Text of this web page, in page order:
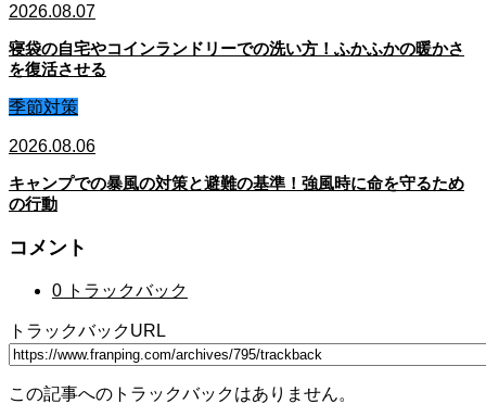
2026.08.07
寝袋の自宅やコインランドリーでの洗い方！ふかふかの暖かさ
を復活させる
季節対策
2026.08.06
キャンプでの暴風の対策と避難の基準！強風時に命を守るため
の行動
コメント
0 トラックバック
トラックバックURL
この記事へのトラックバックはありません。